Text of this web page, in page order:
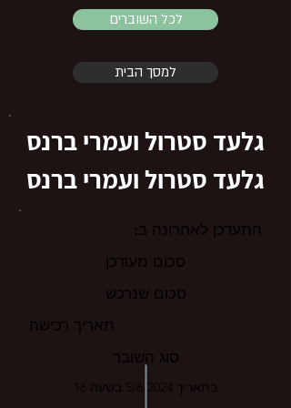
לכל השוברים
למסך הבית
גלעד סטרול ועמרי ברנס
גלעד סטרול ועמרי ברנס
התעדכן לאחרונה ב:
סכום מעודכן
סכום שנרכש
תאריך רכישה
סוג השובר
בתאריך 5/6/2024 בשעה 16